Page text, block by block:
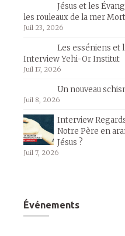
Jésus et les
les rouleaux de la mer
Juil 23, 2026
Les esséniens et
Interview Yehi-Or Institut
Juil 17, 2026
Un nouveau
Juil 8, 2026
Interview
Notre Père en
Jésus ?
Juil 7, 2026
Événements